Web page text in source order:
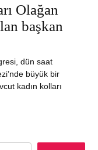
Olağan
başkan
dün saat
büyük bir
kadın kolları